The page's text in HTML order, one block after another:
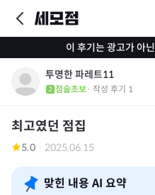
이 후기는 광고가 아닌
투명한 파레트11
점술초보· 작성 후기 1
최고였던 점집
5.0 · 2025.06.15
맞힌 내용 AI 요약